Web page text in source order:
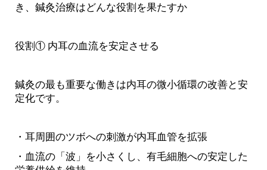
き、鍼灸治療はどんな役割を果たすか
役割① 内耳の血流を安定させる
鍼灸の最も重要な働きは内耳の微小循環の改善と安
定化です。
・耳周囲のツボへの刺激が内耳血管を拡張
・血流の「波」を小さくし、有毛細胞への安定した